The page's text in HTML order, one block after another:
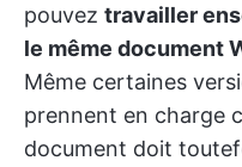
pouvez travailler
le même document
Même certaines
prennent en charge
document doit